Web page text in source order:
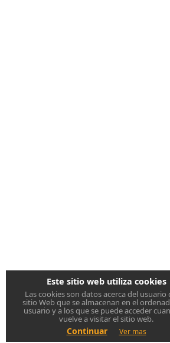
Este sitio web utiliza cookies
Las cookies son datos acerca del usuario
sitio Web que se almacenan en el
usuario y a los que se puede acceder
vuelve a visitar el sitio web.
Continuar Ver mas